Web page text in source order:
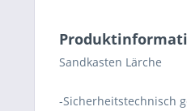
Sandkasten Lärche
-Sicherheitstechnisch